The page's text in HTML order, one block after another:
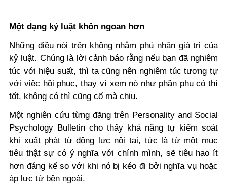
Một dạng kỷ luật khôn ngoan hơn
Những điều nói trên không nhằm phủ nhận giá trị của
kỷ luật. Chúng là lời cảnh báo rằng nếu bạn đã nghiêm
túc với hiệu suất, thì ta cũng nên nghiêm túc tương tự
với việc hồi phục, thay vì xem nó như phần phụ có thì
tốt, không có thì cũng cố mà chịu.
Một nghiên cứu từng đăng trên Personality and Social
Psychology Bulletin cho thấy khả năng tự kiểm soát
khi xuất phát từ động lực nội tại, tức là từ một mục
tiêu thật sự có ý nghĩa với chính mình, sẽ tiêu hao ít
hơn đáng kể so với khi nó bị kéo đi bởi nghĩa vụ hoặc
áp lực từ bên ngoài.